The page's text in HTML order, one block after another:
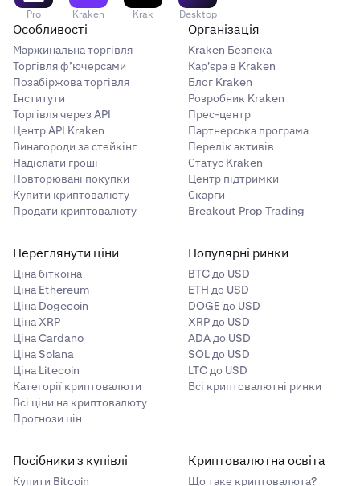
Pro Kraken Krak Desktop
Особливості
Маржинальна торгівля
Торгівля ф’ючерсами
Позабіржова торгівля
Інститути
Торгівля через API
Центр API Kraken
Винагороди за стейкінг
Надіслати гроші
Повторювані покупки
Купити криптовалюту
Продати криптовалюту
Організація
Kraken Безпека
Кар'єра в Kraken
Блог Kraken
Розробник Kraken
Прес-центр
Партнерська програма
Перелік активів
Статус Kraken
Центр підтримки
Скарги
Breakout Prop Trading
Переглянути ціни
Ціна біткоїна
Ціна Ethereum
Ціна Dogecoin
Ціна XRP
Ціна Cardano
Ціна Solana
Ціна Litecoin
Категорії криптовалюти
Всі ціни на криптовалюту
Прогнози цін
Популярні ринки
BTC до USD
ETH до USD
DOGE до USD
XRP до USD
ADA до USD
SOL до USD
LTC до USD
Всі криптовалютні ринки
Посібники з купівлі
Купити Bitcoin
Криптовалютна освіта
Що таке криптовалюта?